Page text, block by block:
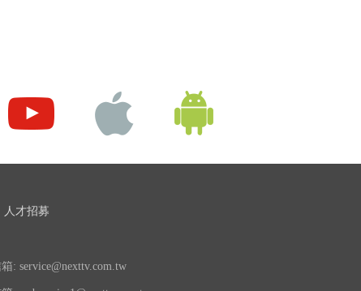
人才招募
: service@nexttv.com.tw